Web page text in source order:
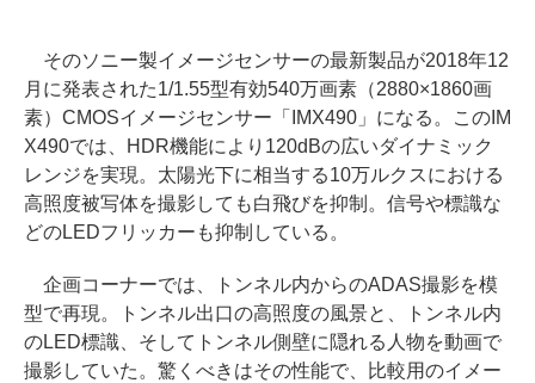
そのソニー製イメージセンサーの最新製品が2018年12
月に発表された1/1.55型有効540万画素（2880×1860画
素）CMOSイメージセンサー「IMX490」になる。このIM
X490では、HDR機能により120dBの広いダイナミック
レンジを実現。太陽光下に相当する10万ルクスにおける
高照度被写体を撮影しても白飛びを抑制。信号や標識な
どのLEDフリッカーも抑制している。
企画コーナーでは、トンネル内からのADAS撮影を模
型で再現。トンネル出口の高照度の風景と、トンネル内
のLED標識、そしてトンネル側壁に隠れる人物を動画で
撮影していた。驚くべきはその性能で、比較用のイメー